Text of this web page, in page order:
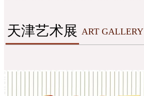
天津艺术展 ART GALLERY